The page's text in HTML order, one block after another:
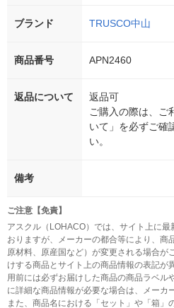
ブランド TRUSCO中山
商品番号 APN2460
返品について
返品可
ご購入の際は、ご
いて」を必ずご確
い。
備考
ご注意【免責】
アスクル（LOHACO）では、サイト上に
おりますが、メーカーの都合等により、商
原材料、原産国など）が変更される場合が
けする商品とサイト上の商品情報の表記が
用前には必ずお届けした商品の商品ラベル
に詳細な商品情報が必要な場合は、メーカ
また、商品名における「セット」や「箱」